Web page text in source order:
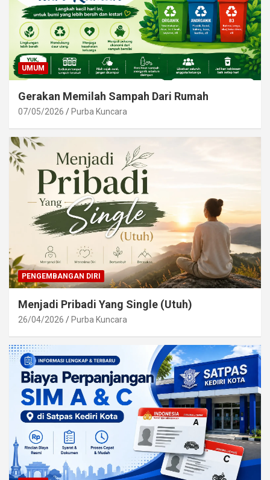
UMUM
Gerakan Memilah Sampah Dari Rumah
07/05/2026 Purba Kuncara
PENGEMBANGAN DIRI
Menjadi Pribadi Yang Single (Utuh)
26/04/2026 Purba Kuncara